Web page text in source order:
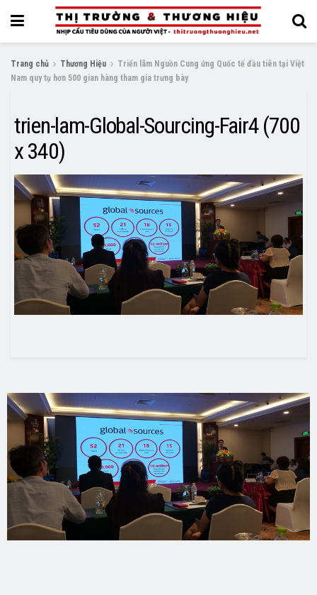
Trang chủ Thương Hiệu
Triển lãm Nguồn Cung ứng Quốc tế đầu tiên tại Việt
Nam quy tụ hơn 500 gian hàng tham gia trưng bày
trien-lam-Global-Sourcing-Fair4 (700
x 340)